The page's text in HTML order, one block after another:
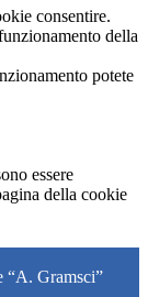
consentire.
della
potete
essere
della cookie
“A. Gramsci”